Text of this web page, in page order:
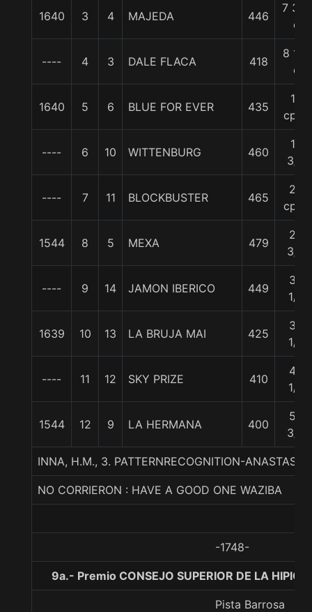
1640 3 4 MAJEDA 446
7 3/4
c
---- 4 3 DALE FLACA 418
8 1/2
c
1640 5 6 BLUE FOR EVER 435
10
cpos
---- 6 10 WITTENBURG 460
10
3/4
---- 7 11 BLOCKBUSTER 465
20
cpos
1544 8 5 MEXA 479
25
3/4
---- 9 14 JAMON IBERICO 449
30
1/2
1639 10 13 LA BRUJA MAI 425
32
1/2
---- 11 12 SKY PRIZE 410
42
1/2
1544 12 9 LA HERMANA 400
52
3/4
INNA, H.M., 3. PATTERNRECOGNITION-
NO CORRIERON : HAVE A GOOD ONE WAZIBA
-1748-
9a.- Premio CONSEJO SUPERIOR DE LA
Pista Barrosa